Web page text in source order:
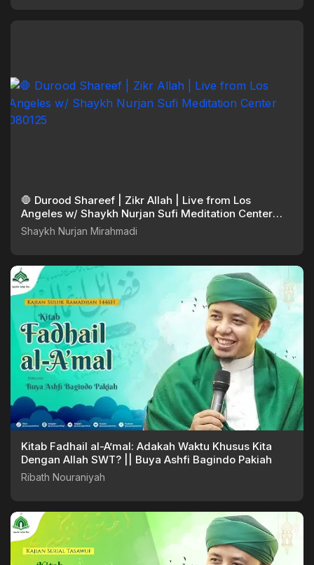
🛑 Durood Shareef | Zikr Allah | Live from Los
Angeles w/ Shaykh Nurjan Sufi Meditation Center
080125
Shaykh Nurjan Mirahmadi
Kitab Fadhail al-A’mal: Adakah Waktu Khusus Kita
Dengan Allah SWT? || Buya Ashfi Bagindo Pakiah
Ribath Nouraniyah